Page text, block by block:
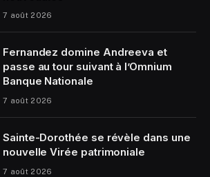
7 août 2026
Fernandez domine Andreeva et
passe au tour suivant à l’Omnium
Banque Nationale
7 août 2026
Sainte-Dorothée se révèle dans une
nouvelle Virée patrimoniale
7 août 2026